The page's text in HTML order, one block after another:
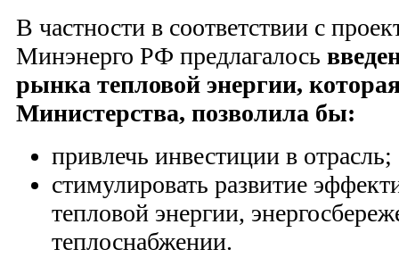
В частности в соответствии с
Минэнерго РФ предлагалось
рынка тепловой энергии,
Министерства, позволила бы:
привлечь инвестиции в отрасль;
стимулировать развитие
тепловой энергии,
теплоснабжении.